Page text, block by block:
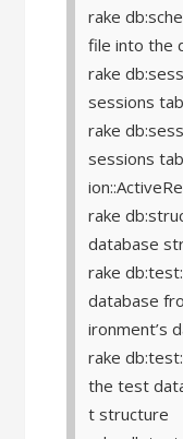
rake
file into the
rake
sessions
rake
sessions
rake
database
rake
database
ironment’s
rake
the test
t structure